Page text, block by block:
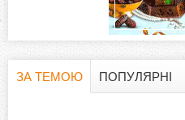
ЗА ТЕМОЮ
ПОПУЛЯРНІ